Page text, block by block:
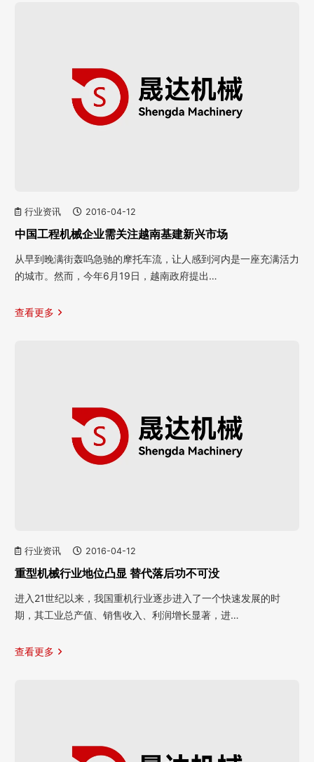
行业资讯 2016-04-12
中国工程机械企业需关注越南基建新兴市场
从早到晚满街轰呜急驰的摩托车流，让人感到河内是一座充满活力
的城市。然而，今年6月19日，越南政府提出…
查看更多
行业资讯 2016-04-12
重型机械行业地位凸显 替代落后功不可没
进入21世纪以来，我国重机行业逐步进入了一个快速发展的时
期，其工业总产值、销售收入、利润增长显著，进…
查看更多